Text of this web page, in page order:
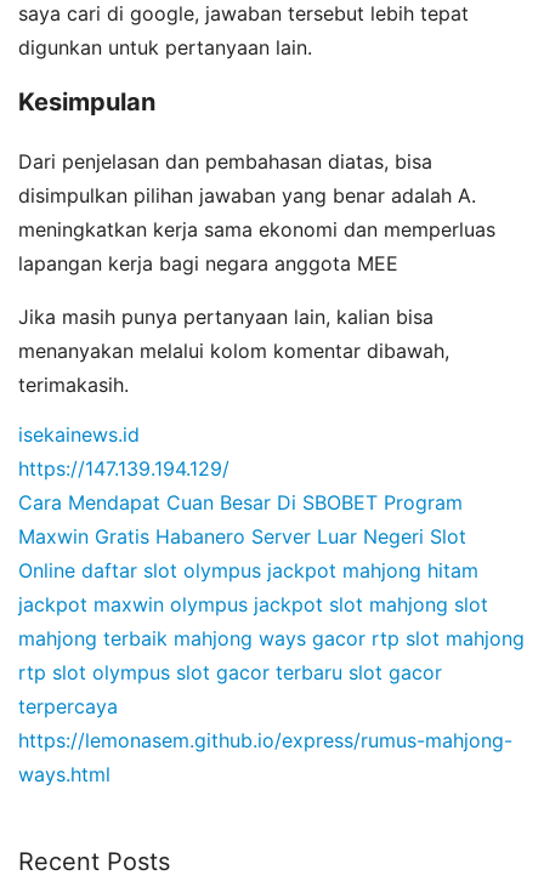
saya cari di google, jawaban tersebut lebih tepat
digunkan untuk pertanyaan lain.
Kesimpulan
Dari penjelasan dan pembahasan diatas, bisa
disimpulkan pilihan jawaban yang benar adalah A.
meningkatkan kerja sama ekonomi dan memperluas
lapangan kerja bagi negara anggota MEE
Jika masih punya pertanyaan lain, kalian bisa
menanyakan melalui kolom komentar dibawah,
terimakasih.
isekainews.id
https://147.139.194.129/
Cara Mendapat Cuan Besar Di SBOBET Program
Maxwin Gratis Habanero Server Luar Negeri Slot
Online daftar slot olympus jackpot mahjong hitam
jackpot maxwin olympus jackpot slot mahjong slot
mahjong terbaik mahjong ways gacor rtp slot mahjong
rtp slot olympus slot gacor terbaru slot gacor
terpercaya
https://lemonasem.github.io/express/rumus-mahjong-
ways.html
Recent Posts